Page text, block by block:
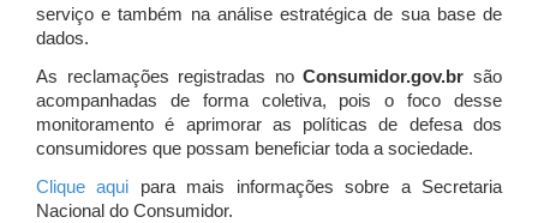
serviço e também na análise estratégica de sua base de
dados.
As reclamações registradas noConsumidor.gov.br são
acompanhadas de forma coletiva, pois o foco desse
monitoramento é aprimorar as políticas de defesa dos
consumidores que possam beneficiar toda a sociedade.
Clique aqui para mais informações sobre a Secretaria
Nacional do Consumidor.